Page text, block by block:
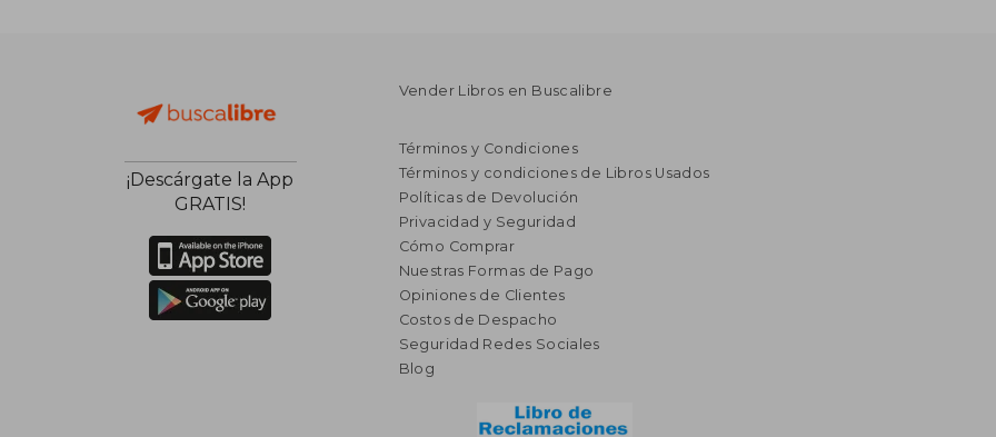
¡Descárgate la App
GRATIS!
Vender Libros en Buscalibre
Términos y Condiciones
Términos y condiciones de Libros Usados
Políticas de Devolución
Privacidad y Seguridad
Cómo Comprar
Nuestras Formas de Pago
Opiniones de Clientes
Costos de Despacho
Seguridad Redes Sociales
Blog